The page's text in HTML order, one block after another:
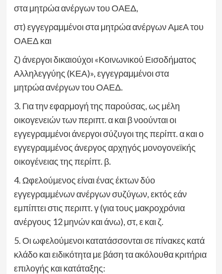
στα μητρώα ανέργων του ΟΑΕΔ,
στ) εγγεγραμμένοι στα μητρώα ανέργων ΑμεΑ του
ΟΑΕΔ και
ζ) άνεργοι δικαιούχοι «Κοινωνικού Εισοδήματος
Αλληλεγγύης (ΚΕΑ)», εγγεγραμμένοι στα
μητρώα ανέργων του ΟΑΕΔ.
3. Για την εφαρμογή της παρούσας, ως μέλη
οικογενειών των περιπτ. α και β νοούνται οι
εγγεγραμμένοι άνεργοι σύζυγοι της περίπτ. α και ο
εγγεγραμμένος άνεργος αρχηγός μονογονεϊκής
οικογένειας της περίπτ. β.
4. Ωφελούμενος είναι ένας έκτων δύο
εγγεγραμμένων ανέργων συζύγων, εκτός εάν
εμπίπτει στις περιπτ. γ (για τους μακροχρόνια
ανέργους 12 μηνών και άνω), στ, ε και ζ.
5. Οι ωφελούμενοι κατατάσσονται σε πίνακες κατά
κλάδο και ειδικότητα με βάση τα ακόλουθα κριτήρια
επιλογής και κατάταξης: